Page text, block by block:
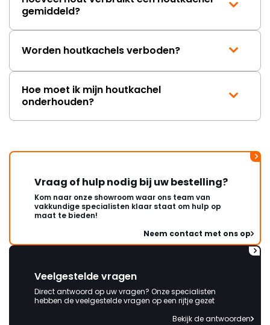
gemiddeld?
Worden houtkachels verboden?
Hoe moet ik mijn houtkachel
onderhouden?
Vraag of hulp nodig bij uw bestelling?
Kom naar onze showroom waar ons team van
vakkundige specialisten klaar staat om hulp op
maat te bieden!
Neem contact met ons op
Veelgestelde vragen
Direct antwoord op uw vragen? Onze specialisten
hebben de veelgestelde vragen op een rijtje gezet
Bekijk de antwoorden